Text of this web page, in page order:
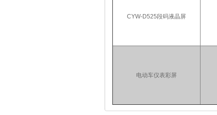
CYW-D525段码液晶屏
电动车仪表彩屏